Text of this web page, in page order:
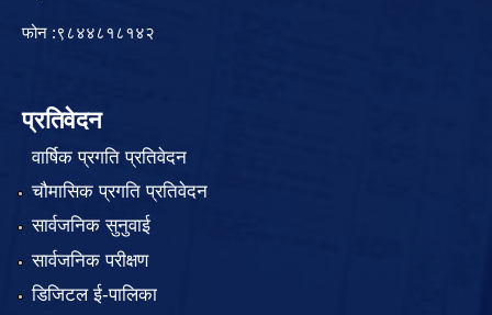
फोन :९८४४८१८१४२
प्रतिवेदन
वार्षिक प्रगति प्रतिवेदन
चौमासिक प्रगति प्रतिवेदन
सार्वजनिक सुनुवाई
सार्वजनिक परीक्षण
डिजिटल ई-पालिका